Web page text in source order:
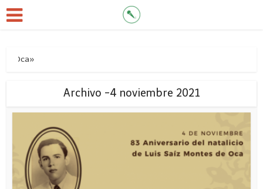
Oca»
Archivo -4 noviembre 2021